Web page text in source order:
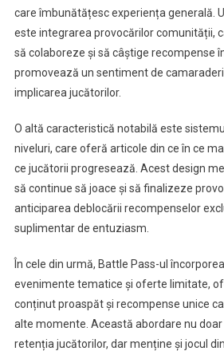
care îmbunătățesc experiența generală.
este integrarea provocărilor comunității,
să colaboreze și să câștige recompense
promovează un sentiment de
implicarea jucătorilor.
O altă caracteristică notabilă este
niveluri, care oferă articole din ce în ce
ce jucătorii progresează. Acest design
să continue să joace și să finalizeze
anticiparea deblocării recompenselor
suplimentar de entuziasm.
În cele din urmă, Battle Pass-ul
evenimente tematice și oferte limitate,
conținut proaspăt și recompense unice
alte momente. Această abordare nu
retenția jucătorilor, dar menține și jocul